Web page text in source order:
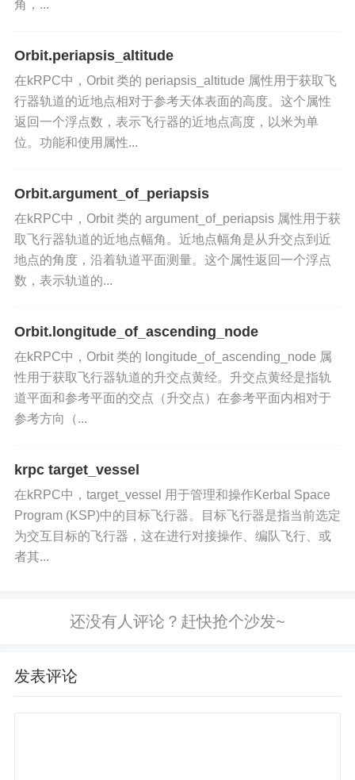
任务规划
预期的轨道。
科学研究 ：在科学研究中，使用下一个轨道数据进
行天体物理学和天文学的研究，分析不同引力区域
之间的相互作用。
time_to_soi_change：获取飞行器到达下一个
引力影响区域变化所需的时间，以秒为单位。
semi_major_axis
位。
apoapsis ：获取轨道的远地点高度，以米为单位。
inclination：获取轨道的倾角，以弧度为单位。
角，...
Orbit.periapsis_altitude
在kRPC中，Orbit 类的 periapsis_altitude 属性用于获取飞
行器轨道的近地点相对于参考天体表面的高度。这个属性
返回一个浮点数，表示飞行器的近地点高度，以米为单
位。功能和使用属性...
Orbit.argument_of_periapsis
在kRPC中，Orbit 类的 argument_of_periapsis 属性用于获
取飞行器轨道的近地点幅角。近地点幅角是从升交点到近
地点的角度，沿着轨道平面测量。这个属性返回一个浮点
数，表示轨道的...
Orbit.longitude_of_ascending_node
在kRPC中，Orbit 类的 longitude_of_ascending_node 属
性用于获取飞行器轨道的升交点黄经。升交点黄经是指轨
道平面和参考平面的交点（升交点）在参考平面内相对于
参考方向（...
krpc target_vessel
在kRPC中，target_vessel 用于管理和操作Kerbal Space
Program (KSP)中的目标飞行器。目标飞行器是指当前选定
为交互目标的飞行器，这在进行对接操作、编队飞行、或
者其...
发表评论